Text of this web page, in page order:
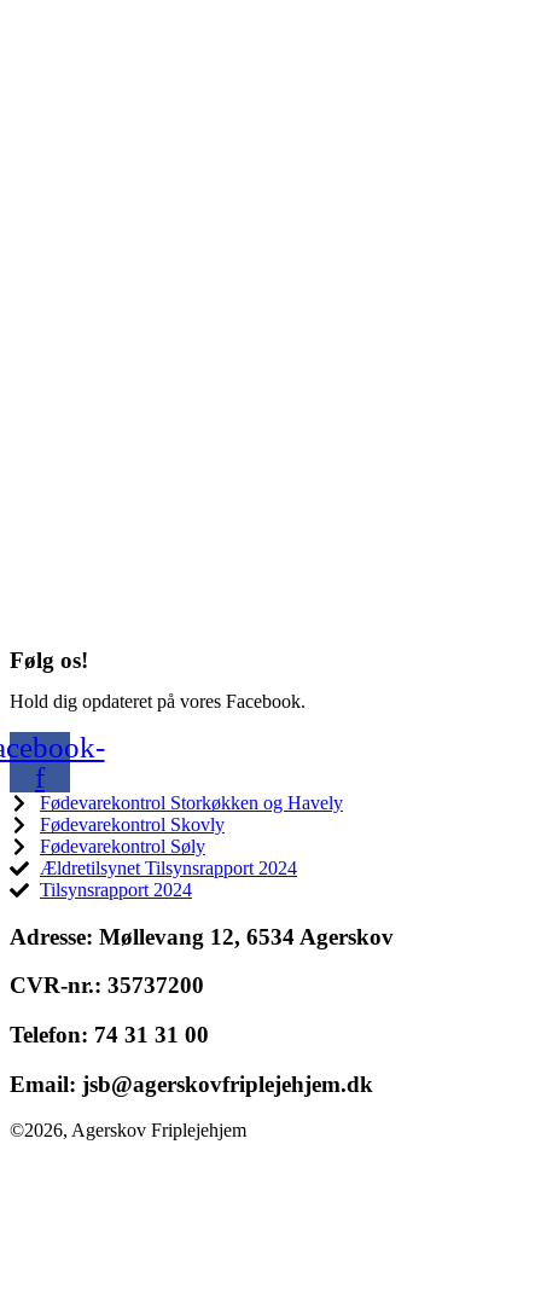
Følg os!
Hold dig opdateret på vores Facebook.
f
Fødevarekontrol Storkøkken og Havely
Fødevarekontrol Skovly
Fødevarekontrol Søly
Ældretilsynet Tilsynsrapport 2024
Tilsynsrapport 2024
Adresse: Møllevang 12, 6534 Agerskov
CVR-nr.: 35737200
Telefon: 74 31 31 00
Email: jsb@agerskovfriplejehjem.dk
©2026, Agerskov Friplejehjem